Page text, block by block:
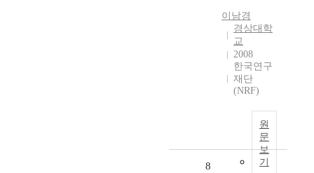
이남경
경상대학
교
2008
한국연구
재단
(NRF)
원
문
보
기
8